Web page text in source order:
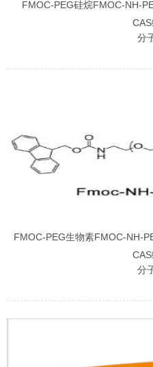
FMOC-PEG硅烷FMOC-NH-
分
FMOC-PEG生物素FMOC-NH-
分